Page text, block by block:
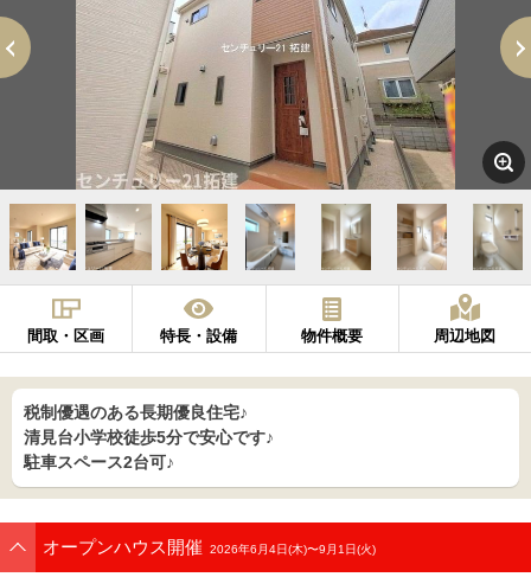
間取・区画 特長・設備 物件概要 周辺地図
税制優遇のある長期優良住宅♪
清見台小学校徒歩5分で安心です♪
駐車スペース2台可♪
オープンハウス開催 2026年6月4日(木)〜9月1日(火)